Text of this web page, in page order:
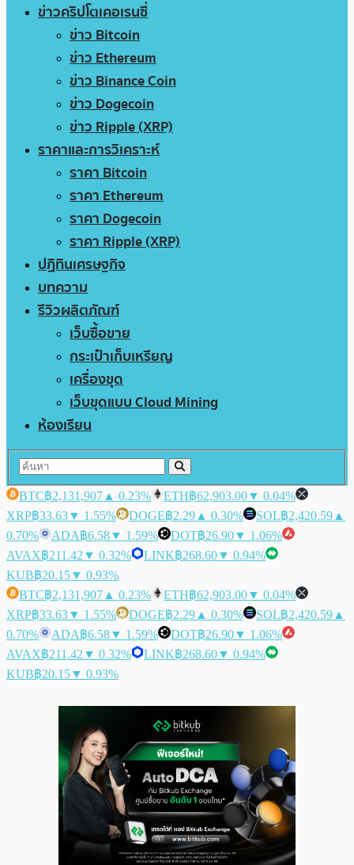
ข่าวคริปโตเคอเรนซี่
ข่าว Bitcoin
ข่าว Ethereum
ข่าว Binance Coin
ข่าว Dogecoin
ข่าว Ripple (XRP)
ราคาและการวิเคราะห์
ราคา Bitcoin
ราคา Ethereum
ราคา Dogecoin
ราคา Ripple (XRP)
ปฏิทินเศรษฐกิจ
บทความ
รีวิวผลิตภัณฑ์
เว็บซื้อขาย
กระเป๋าเก็บเหรียญ
เครื่องขุด
เว็บขุดแบบ Cloud Mining
ห้องเรียน
BTC฿2,131,907 ▲ 0.23% ETH฿62,903.00▼ 0.04%
XRP฿33.63▼ 1.55% DOGE฿2.29 ▲ 0.30% SOL฿2,420.59 ▲
0.70%
ADA฿6.58▼ 1.59% DOT฿26.90▼ 1.06%
AVAX฿211.42 ▼ 0.32% LINK฿268.60▼ 0.94%
KUB฿20.15▼ 0.93%
BTC฿2,131,907 ▲ 0.23% ETH฿62,903.00▼ 0.04%
XRP฿33.63▼ 1.55% DOGE฿2.29 ▲ 0.30% SOL฿2,420.59 ▲
0.70%
ADA฿6.58▼ 1.59% DOT฿26.90▼ 1.06%
AVAX฿211.42 ▼ 0.32% LINK฿268.60▼ 0.94%
KUB฿20.15▼ 0.93%